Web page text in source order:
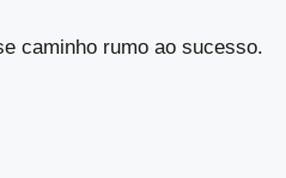
caminho rumo ao sucesso.